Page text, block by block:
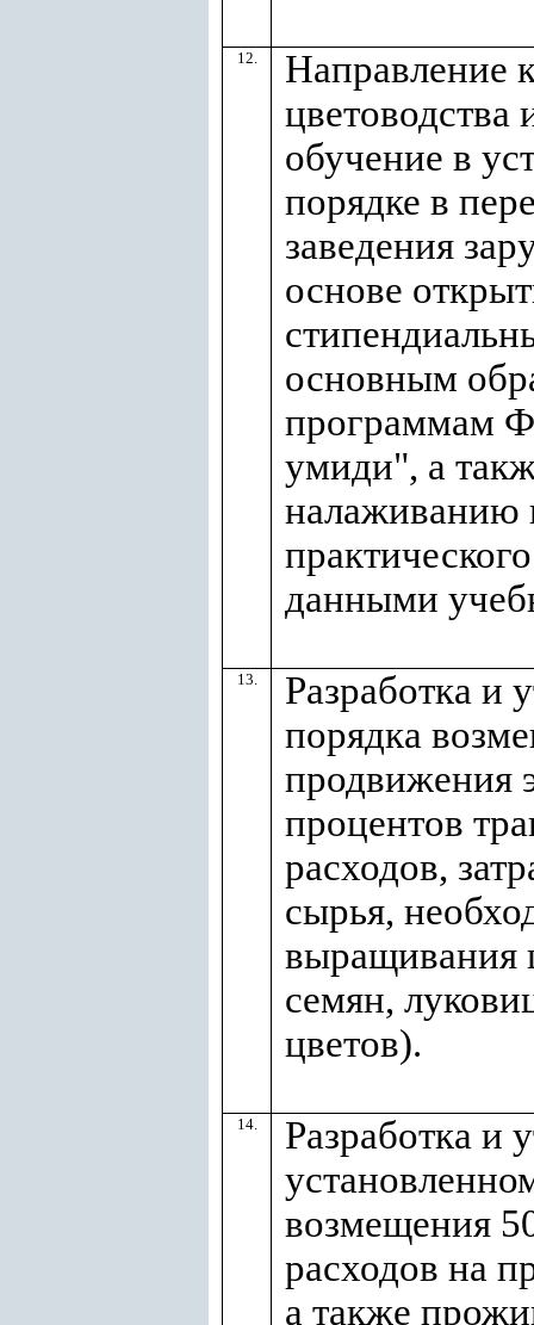
12.
Направление
цветоводства
обучение в
порядке в
заведения
основе
основным
программам
умиди", а
налаживанию
данными
13.
Разработка и
порядка
продвижения
процентов
расходов,
сырья,
выращивания
семян,
цветов).
14.
Разработка и
возмещения
расходов на
а также